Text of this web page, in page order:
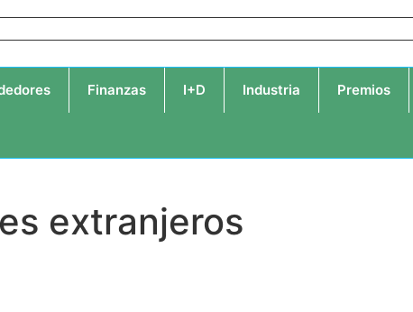
Finanzas I+D Industria Premios
extranjeros